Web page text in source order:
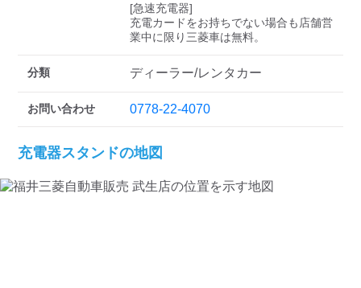
[急速充電器]
充電カードをお持ちでない場合も店舗営
業中に限り三菱車は無料。
分類 ディーラー/レンタカー
お問い合わせ 0778-22-4070
充電器スタンドの地図